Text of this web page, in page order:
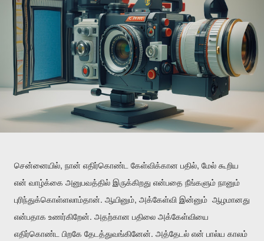
சென்னையில், நான் எதிர்கொண்ட கேள்விக்கான பதில், மேல் கூறிய
என் வாழ்க்கை அனுபவத்தில் இருக்கிறது என்பதை நீங்களும் நானும்
புரிந்துக்கொள்ளலாம்தான். ஆயினும், அக்கேள்வி இன்னும் ஆழமானது
என்பதாக உணர்கிறேன். அதற்கான பதிலை அக்கேள்வியை
எதிர்கொண்ட
பிறகே தேடத்துவங்கினேன். அத்தேடல் என் பால்ய காலம்